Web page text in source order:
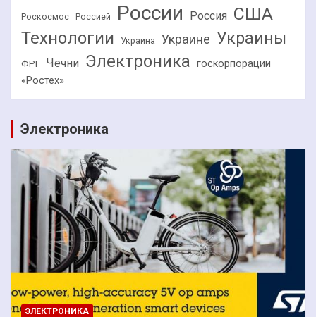
Роскосмос Россией России Россия США
Технологии Украина Украине Украины
ФРГ Чечни Электроника госкорпорации
«Ростех»
Электроника
ЭЛЕКТРОНИКА